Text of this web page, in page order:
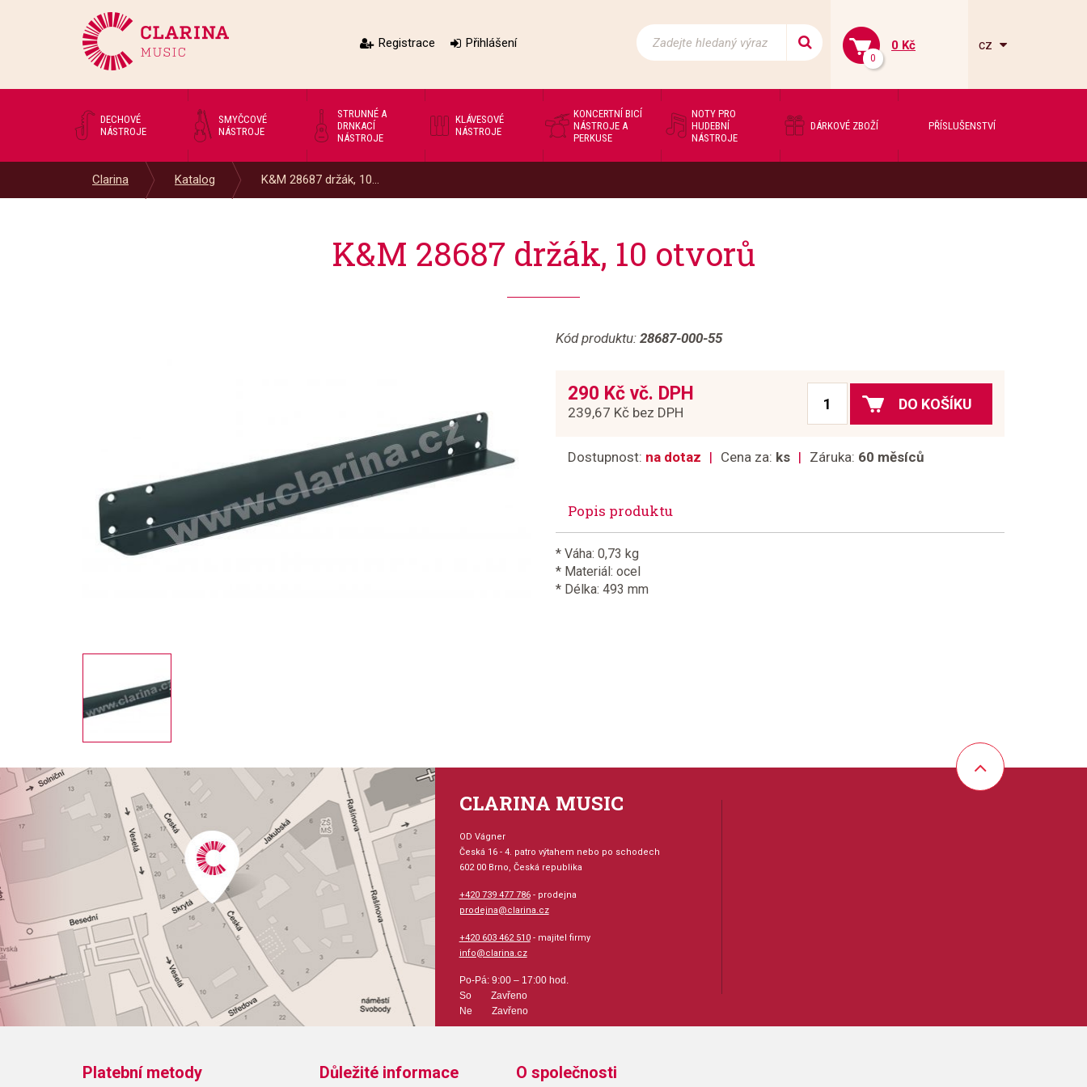
Registrace Přihlášení
0
0 Kč cz
DECHOVÉ
NÁSTROJE
SMYČCOVÉ
NÁSTROJE
STRUNNÉ A
DRNKACÍ
NÁSTROJE
KLÁVESOVÉ
NÁSTROJE
KONCERTNÍ BICÍ
NÁSTROJE A
PERKUSE
NOTY PRO
HUDEBNÍ
NÁSTROJE
DÁRKOVÉ ZBOŽÍ PŘÍSLUŠENSTVÍ
Clarina Katalog K&M 28687 držák, 10...
K&M 28687 držák, 10 otvorů
Kód produktu: 28687-000-55
290 Kč vč. DPH
239,67 Kč bez DPH
DO KOŠÍKU
Dostupnost: na dotaz Cena za: ks Záruka: 60 měsíců
Popis produktu
* Váha: 0,73 kg
* Materiál: ocel
* Délka: 493 mm
CLARINA MUSIC
OD Vágner
Česká 16 - 4. patro výtahem nebo po schodech
602 00 Brno, Česká republika
+420 739 477 786- prodejna
prodejna@clarina.cz
+420 603 462 510- majitel firmy
info@clarina.cz
Po-Pá: 9:00 – 17:00 hod.
So Zavřeno
Ne Zavřeno
Platební metody Důležité informace O společnosti